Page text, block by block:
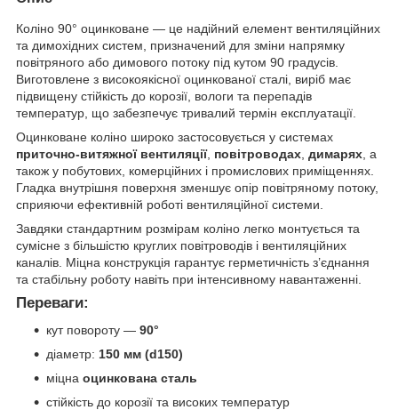
Коліно 90° оцинковане — це надійний елемент вентиляційних
та димохідних систем, призначений для зміни напрямку
повітряного або димового потоку під кутом 90 градусів.
Виготовлене з високоякісної оцинкованої сталі, виріб має
підвищену стійкість до корозії, вологи та перепадів
температур, що забезпечує тривалий термін експлуатації.
Оцинковане коліно широко застосовується у системах
приточно-витяжної вентиляції, повітроводах димарях , а
також у побутових, комерційних і промислових приміщеннях.
Гладка внутрішня поверхня зменшує опір повітряному потоку,
сприяючи ефективній роботі вентиляційної системи.
Завдяки стандартним розмірам коліно легко монтується та
сумісне з більшістю круглих повітроводів і вентиляційних
каналів. Міцна конструкція гарантує герметичність з’єднання
та стабільну роботу навіть при інтенсивному навантаженні.
Переваги:
кут повороту — 90°
діаметр: 150 мм (d150)
міцна оцинкована сталь
стійкість до корозії та високих температур